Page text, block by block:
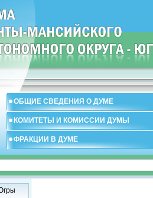
ОБЩИЕ СВЕДЕНИЯ О ДУМЕ
КОМИТЕТЫ И КОМИССИИ ДУМЫ
ФРАКЦИИ В ДУМЕ